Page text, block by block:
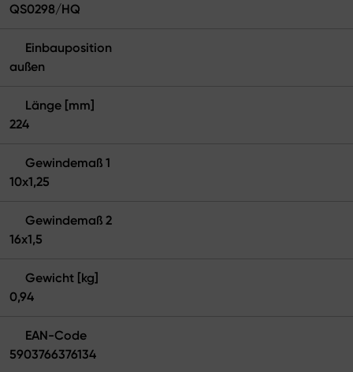
QS0298/HQ
Einbauposition
außen
Länge [mm]
224
Gewindemaß 1
10x1,25
Gewindemaß 2
16x1,5
Gewicht [kg]
0,94
EAN-Code
5903766376134